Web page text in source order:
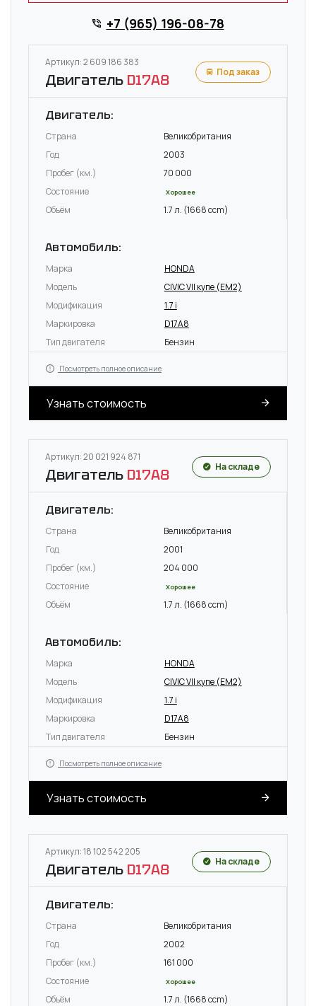
+7 (965) 196-08-78
Артикул: 2 609 186 383
Двигатель D17A8 Под заказ
Двигатель:
Страна
Великобритания
Год
2003
Пробег (км.)
70 000
Состояние
Хорошее
Объём 1.7 л. (1668 ccm)
Автомобиль:
Марка
HONDA
Модель
CIVIC VII купе (EM2)
Модификация
1.7 i
Маркировка
D17A8
Тип двигателя
Бензин
Посмотреть полное описание
Узнать стоимость
Артикул: 20 021 924 871
Двигатель D17A8 На складе
Двигатель:
Страна
Великобритания
Год
2001
Пробег (км.)
204 000
Состояние
Хорошее
Объём 1.7 л. (1668 ccm)
Автомобиль:
Марка
HONDA
Модель
CIVIC VII купе (EM2)
Модификация
1.7 i
Маркировка
D17A8
Тип двигателя
Бензин
Посмотреть полное описание
Узнать стоимость
Артикул: 18 102 542 205
Двигатель D17A8 На складе
Двигатель:
Страна
Великобритания
Год
2002
Пробег (км.)
161 000
Состояние
Хорошее
Объём 1.7 л. (1668 ccm)